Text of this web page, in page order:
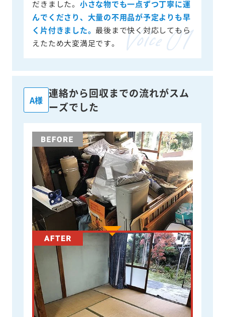
だきました。 小さな物でも一点ずつ丁寧に運
んでくださり、大量の不用品が予定よりも早
く片付きました。 最後まで快く対応してもら
えたため大変満足です。
A様
連絡から回収までの流れがスム
ーズでした